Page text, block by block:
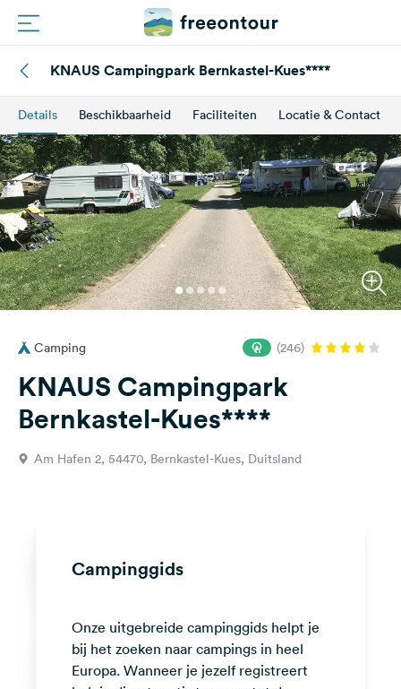
Campings
Magazine
Partners
Registreren
Inloggen
Vragen &
Feedback
Taal:
Facebook
Instagram
KNAUS Campingpark Bernkastel-Kues****
Details Beschikbaarheid Faciliteiten Locatie & Contact
Camping (246)
KNAUS Campingpark
Bernkastel-Kues****
Am Hafen 2, 54470, Bernkastel-Kues, Duitsland
Campinggids
Onze uitgebreide campinggids helpt je
bij het zoeken naar campings in heel
Europa. Wanneer je jezelf registreert